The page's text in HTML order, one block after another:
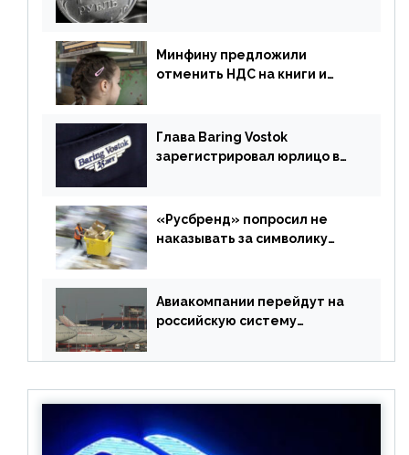
Минфину предложили
отменить НДС на книги и
Глава Baring Vostok
зарегистрировал юрлицо в
«Русбренд» попросил не
наказывать за символику
Авиакомпании перейдут на
российскую систему